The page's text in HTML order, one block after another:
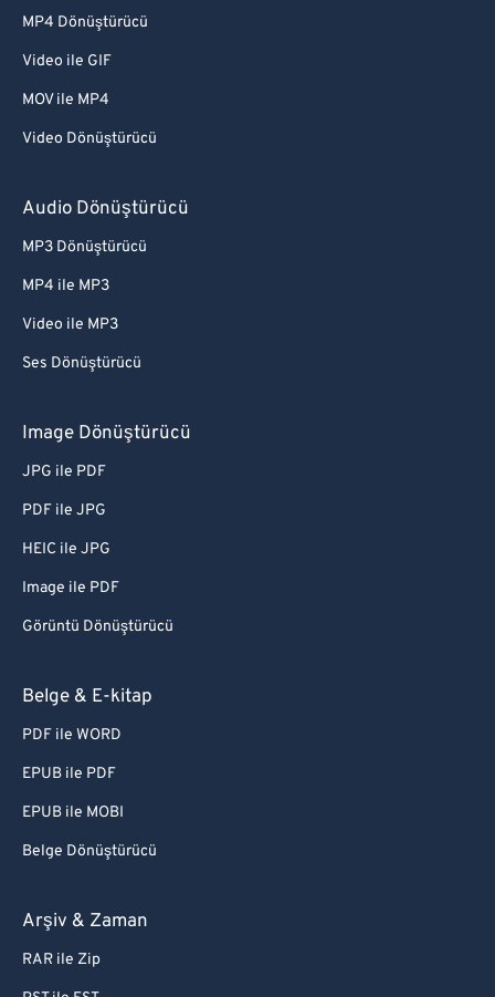
MP4 Dönüştürücü
Video ile GIF
MOV ile MP4
Video Dönüştürücü
Audio Dönüştürücü
MP3 Dönüştürücü
MP4 ile MP3
Video ile MP3
Ses Dönüştürücü
Image Dönüştürücü
JPG ile PDF
PDF ile JPG
HEIC ile JPG
Image ile PDF
Görüntü Dönüştürücü
Belge & E-kitap
PDF ile WORD
EPUB ile PDF
EPUB ile MOBI
Belge Dönüştürücü
Arşiv & Zaman
RAR ile Zip